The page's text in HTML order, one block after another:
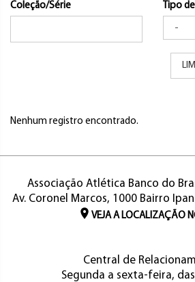
Coleção/Série Tipo
Nenhum registro encontrado.
Associação Atlética Banco do
Av. Coronel Marcos, 1000 Bairro
VEJA A LOCALIZAÇÃO
Central de
Segunda a sexta-feira,